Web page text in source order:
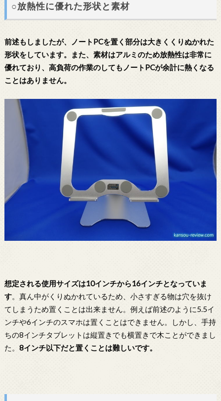
○放熱性に優れた形状と素材
前述もしましたが、ノートPCを置く部分は大きくくりぬかれた
形状をしています。また、素材はアルミのため放熱性は非常に
優れており、高負荷の作業のしてもノートPCが余計に熱くなる
ことはありません。
想定される使用サイズは10インチから16インチとなっていま
す。真ん中がくりぬかれているため、小さすぎる物は穴を抜け
てしまうため置くことは出来ません。例えば前述のように5.5イ
ンチや6インチのスマホは置くことはできません。しかし、手持
ちの8インチタブレットは縦置きでも横置きで木ことができまし
た。 8インチ以下だと置くことは難しいです。